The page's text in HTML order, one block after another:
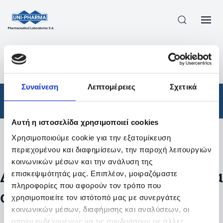
Συναίνεση Λεπτομέρειες Σχετικά
Αυτή η ιστοσελίδα χρησιμοποιεί cookies
Χρησιμοποιούμε cookie για την εξατομίκευση
περιεχομένου και διαφημίσεων, την παροχή λειτουργιών
κοινωνικών μέσων και την ανάλυση της
επισκεψιμότητάς μας. Επιπλέον, μοιραζόμαστε
πληροφορίες που αφορούν τον τρόπο που
χρησιμοποιείτε τον ιστότοπό μας με συνεργάτες
κοινωνικών μέσων, διαφήμισης και αναλύσεων, οι
οποίοι ενδεχομένως να τις συνδυάσουν με άλλες
ΠΡΟΪΟΝΤΑ
ΑΠΟΤΕΛΕΣΜΑΤΑ ΑΝΑΖΗΤΗΣΗΣ
Φάρμακα
Φίλτρα
Δεν βρέθηκαν προϊόντα με τα
συγκεκριμένα φίλτρα